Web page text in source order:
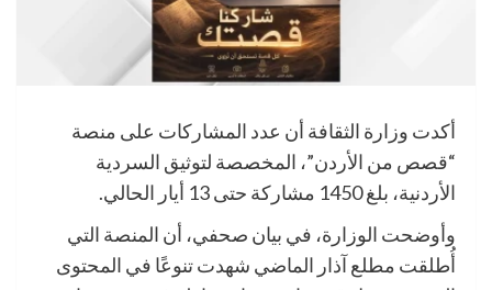
أكدت وزارة الثقافة أن عدد المشاركات على منصة
“قصص من الأردن”، المخصصة لتوثيق السردية
الأردنية، بلغ 1450 مشاركة حتى 13 أيار الحالي.
وأوضحت الوزارة، في بيان صحفي، أن المنصة التي
أُطلقت مطلع آذار الماضي شهدت تنوعًا في المحتوى